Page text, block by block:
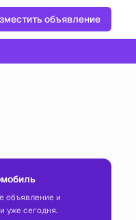
объявление
объявление и
уже сегодня.